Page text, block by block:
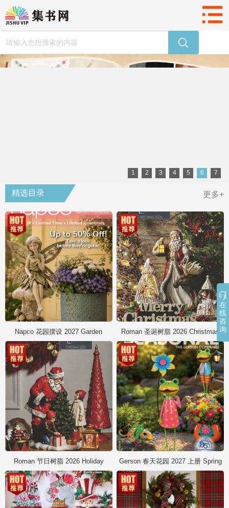
1 2 3 4 5 6 7
精选目录 更多+
Napco 花园摆设 2027 Garden Roman 圣诞树脂 2026 Christmas
Roman 节日树脂 2026 Holiday Gerson 春天花园 2027 上册 Spring

在
线
咨
询